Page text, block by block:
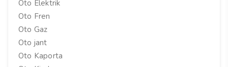
Oto Elektrik
Oto Fren
Oto Gaz
Oto jant
Oto Kaporta